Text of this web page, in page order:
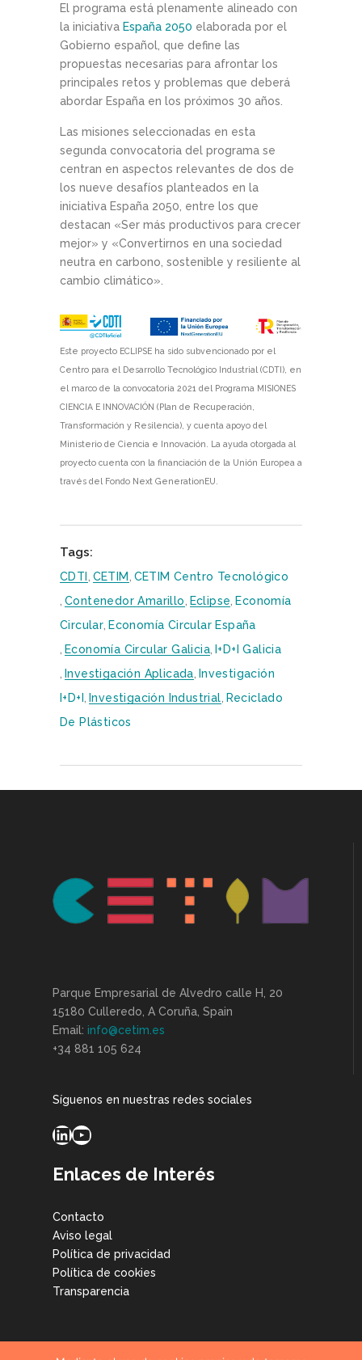
El programa está plenamente alineado con
la iniciativa España 2050 elaborada por el
Gobierno español, que define las
propuestas necesarias para afrontar los
principales retos y problemas que deberá
abordar España en los próximos 30 años.
Las misiones seleccionadas en esta
segunda convocatoria del programa se
centran en aspectos relevantes de dos de
los nueve desafíos planteados en la
iniciativa España 2050, entre los que
destacan «Ser más productivos para crecer
mejor» y «Convertirnos en una sociedad
neutra en carbono, sostenible y resiliente al
cambio climático».
Este proyecto ECLIPSE ha sido subvencionado por el
Centro para el Desarrollo Tecnológico Industrial (CDTI), en
el marco de la convocatoria 2021 del Programa MISIONES
CIENCIA E INNOVACIÓN (Plan de Recuperación,
Transformación y Resilencia), y cuenta apoyo del
Ministerio de Ciencia e Innovación. La ayuda otorgada al
proyecto cuenta con la financiación de la Unión Europea a
través del Fondo Next GenerationEU.
Tags:
CDTI CETIM CETIM Centro Tecnológico
Contenedor Amarillo Eclipse Economía
Circular Economía Circular España
Economía Circular Galicia I+D+i Galicia
Investigación Aplicada Investigación
I+D+i Investigación Industrial Reciclado
De Plásticos
Parque Empresarial de Alvedro calle H, 20
15180 Culleredo, A Coruña, Spain
Email: info@cetim.es
+34 881 105 624
Síguenos en nuestras redes sociales
LinkedIn
YouTube
Enlaces de Interés
Contacto
Aviso legal
Política de privacidad
Política de cookies
Transparencia